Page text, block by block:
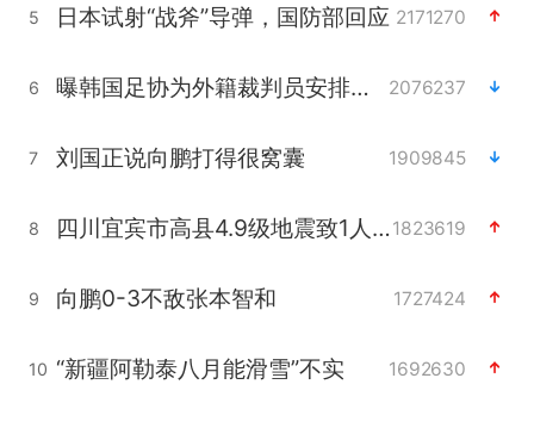
5 日本试射“战斧”导弹，国防部回应 2171270
6 曝韩国足协为外籍裁判员安排色情招待 2076237
7 刘国正说向鹏打得很窝囊 1909845
8 四川宜宾市高县4.9级地震致1人死亡1823619
9 向鹏0-3不敌张本智和 1727424
10 “新疆阿勒泰八月能滑雪”不实 1692630